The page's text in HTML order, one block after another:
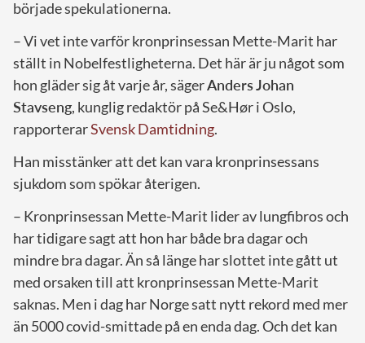
började spekulationerna.
– Vi vet inte varför kronprinsessan Mette-Marit har
ställt in Nobelfestligheterna. Det här är ju något som
hon gläder sig åt varje år, sägerAnders Johan
Stavseng, kunglig redaktör på Se&Hør i Oslo,
rapporterarSvensk Damtidning.
Han misstänker att det kan vara kronprinsessans
sjukdom som spökar återigen.
– Kronprinsessan Mette-Marit lider av lungfibros och
har tidigare sagt att hon har både bra dagar och
mindre bra dagar. Än så länge har slottet inte gått ut
med orsaken till att kronprinsessan Mette-Marit
saknas. Men i dag har Norge satt nytt rekord med mer
än 5000 covid-smittade på en enda dag. Och det kan